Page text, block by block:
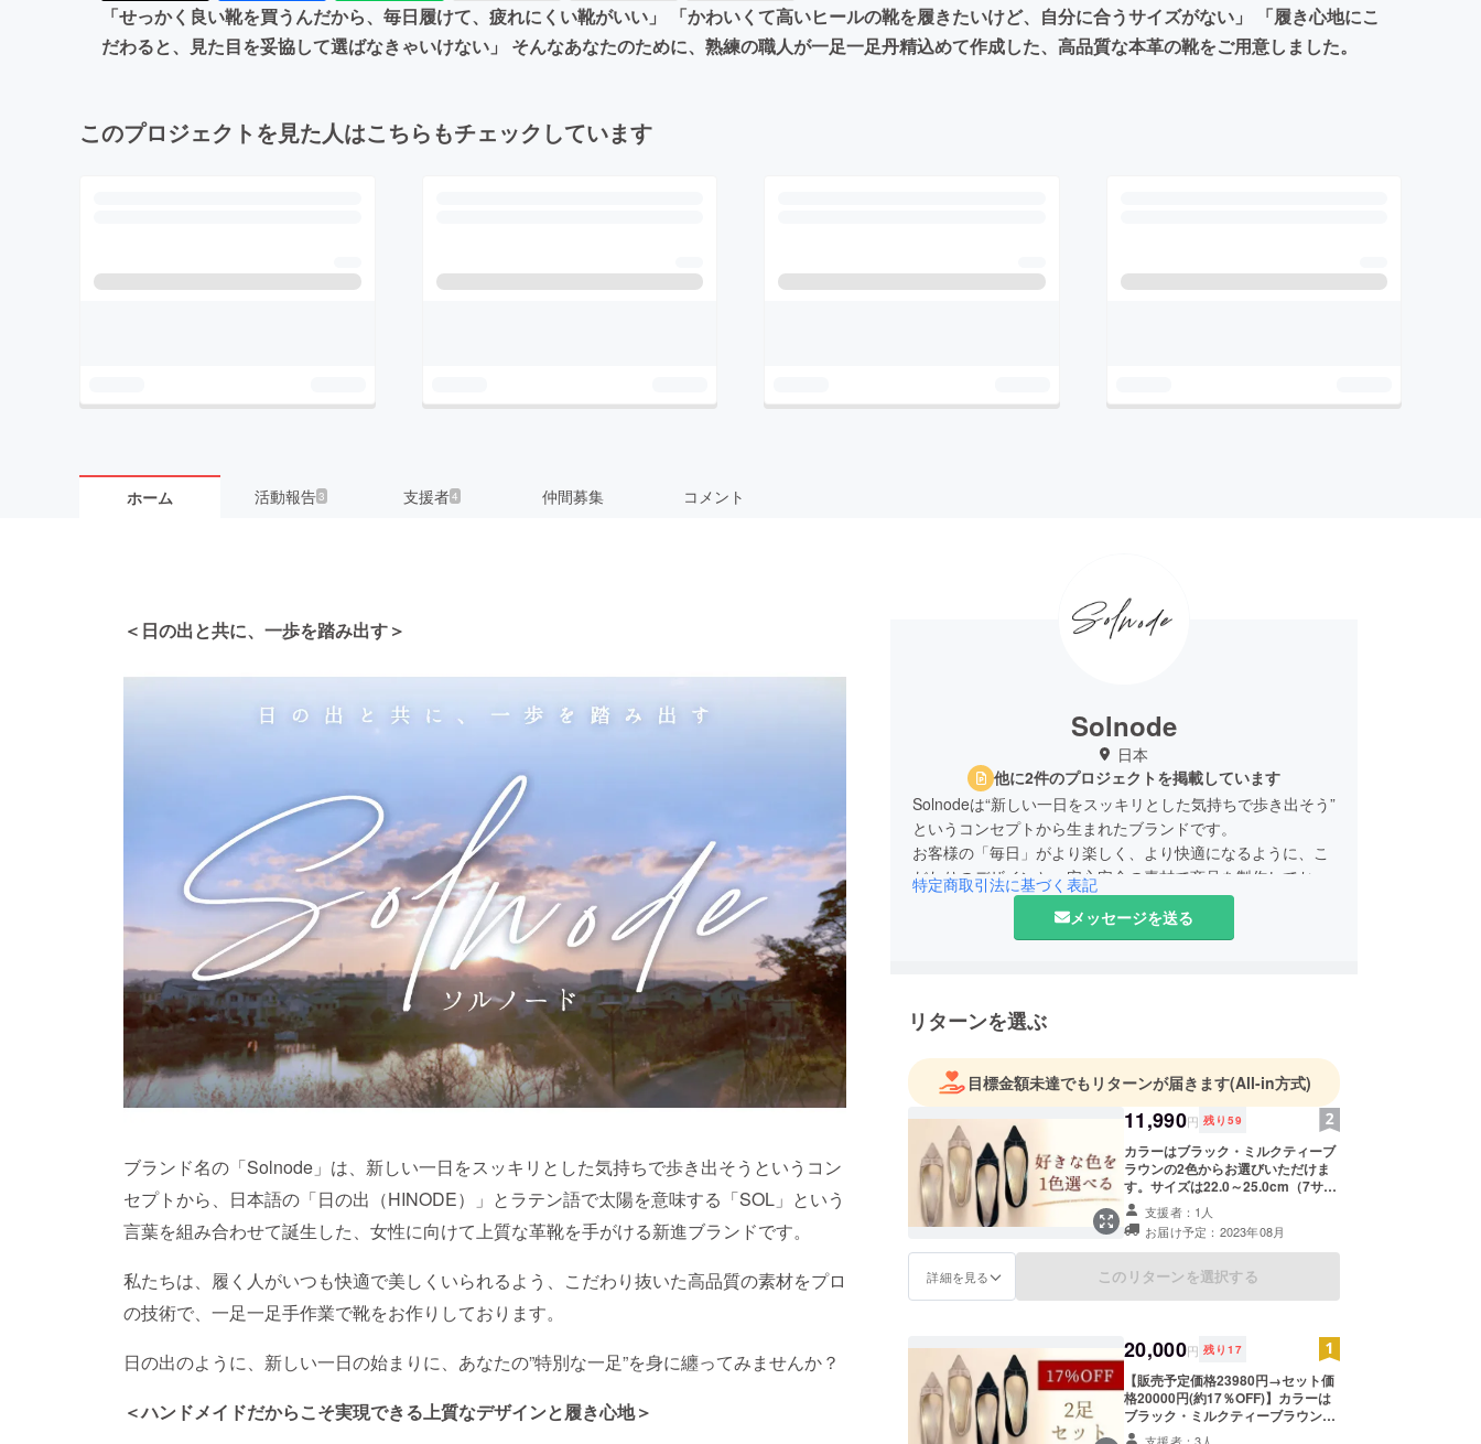
「せっかく良い靴を買うんだから、毎日履けて、疲れにくい靴がいい」 「かわいくて高いヒールの靴を履きたいけど、自分に合うサイズがない」 「履き心地にこ
だわると、見た目を妥協して選ばなきゃいけない」 そんなあなたのために、熟練の職人が一足一足丹精込めて作成した、高品質な本革の靴をご用意しました。
このプロジェクトを見た人はこちらもチェックしています
ホーム 活動報告3 支援者4 仲間募集 コメント
＜日の出と共に、一歩を踏み出す＞
ブランド名の「Solnode」は、新しい一日をスッキリとした気持ちで歩き出そうというコン
セプトから、日本語の「日の出（HINODE）」とラテン語で太陽を意味する「SOL」という
言葉を組み合わせて誕生した、女性に向けて上質な革靴を手がける新進ブランドです。
私たちは、履く人がいつも快適で美しくいられるよう、こだわり抜いた高品質の素材をプロ
の技術で、一足一足手作業で靴をお作りしております。
日の出のように、新しい一日の始まりに、あなたの”特別な一足”を身に纏ってみませんか？
＜ハンドメイドだからこそ実現できる上質なデザインと履き心地＞
Solnode
日本
他に2件のプロジェクトを掲載しています
Solnodeは“新しい一日をスッキリとした気持ちで歩き出そう”
というコンセプトから生まれたブランドです。
お客様の「毎日」がより楽しく、より快適になるように、こ
だわりのデザインと、安心安全の素材で商品を製作しており
ます。スタッフ一同があなたの一日を応援するアイテムをお
特定商取引法に基づく表記
メッセージを送る
リターンを選ぶ
目標金額未達でもリターンが届きます(All-in方式)
11,990円 残り 59
カラーはブラック・ミルクティーブ
ラウンの2色からお選びいただけま
す。サイズは22.0～25.0cm（7サイ
ズ）よりお選びいただけます。 ※消
費税・送料込みの価格です。 ※ご支
援の数が想定を大幅に上回った場合
や、製造工程上の都合により出荷時
期が遅れる可能性がございます。
支援者：1人
お届け予定：2023年08月
詳細を見る このリターンを選択する
20,000円 残り 17
【販売予定価格23980円→セット価
格20000円(約17％OFF)】カラーは
ブラック・ミルクティーブラウンの
2色からお選びいただけます。サイ